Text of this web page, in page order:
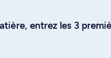
entrez les 3